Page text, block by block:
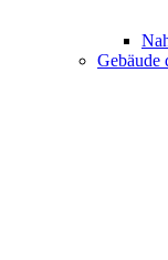
Gebäude